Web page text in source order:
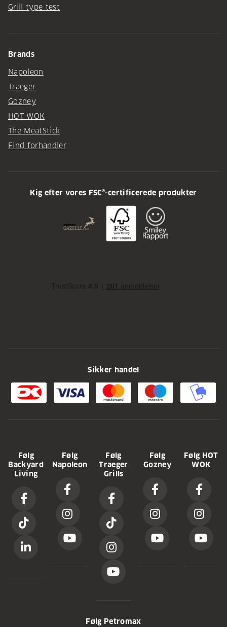
Grill type test
Brands
Napoleon
Traeger
Gozney
HOT WOK
The MeatStick
Find forhandler
Kig efter vores FSC®-certificerede produkter
Sikker handel
Følg
Backyard
Living
Følg
Napoleon
Følg
Traeger
Grills
Følg
Gozney
Følg HOT
WOK
Følg Petromax